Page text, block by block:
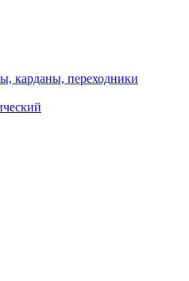
карданы, переходники